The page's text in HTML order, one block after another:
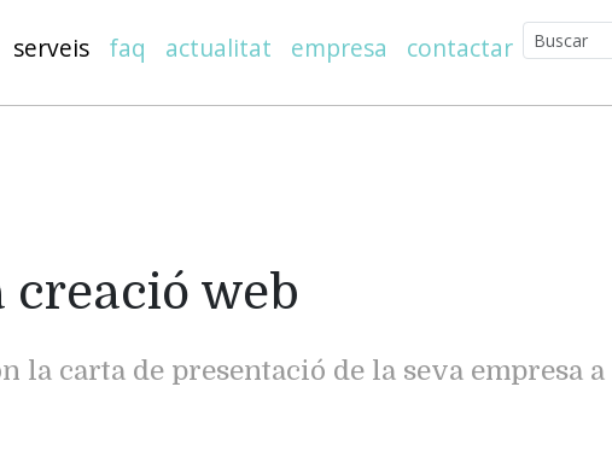
serveis faq actualitat empresa contactar
creació web
la carta de presentació de la seva empresa a